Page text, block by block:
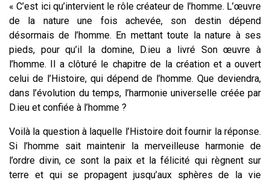
« C’est ici qu’intervient le rôle créateur de l’homme. L’œuvre
de la nature une fois achevée, son destin dépend
désormais de l’homme. En mettant toute la nature à ses
pieds, pour qu’il la domine, D.ieu a livré Son œuvre à
l’homme. Il a clôturé le chapitre de la création et a ouvert
celui de l’Histoire, qui dépend de l’homme. Que deviendra,
dans l’évolution du temps, l’harmonie universelle créée par
D.ieu et confiée à l’homme ?
Voilà la question à laquelle l’Histoire doit fournir la réponse.
Si l’homme sait maintenir la merveilleuse harmonie de
l’ordre divin, ce sont la paix et la félicité qui règnent sur
terre et qui se propagent jusqu’aux sphères de la vie